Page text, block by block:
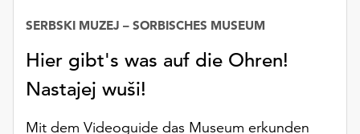
Hier gibt's was auf die Ohren!
Nastajej wuši!
SERBSKI MUZEJ – SORBISCHES MUSEUM
Mit dem Videoguide das Museum erkunden